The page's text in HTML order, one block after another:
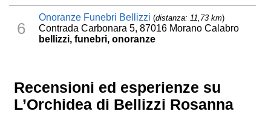
6
Onoranze Funebri Bellizzi (distanza: 11,73 km)
Contrada Carbonara 5, 87016 Morano Calabro
bellizzi, funebri, onoranze
Recensioni ed esperienze su
L’Orchidea di Bellizzi Rosanna